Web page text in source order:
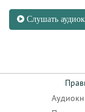
Слушать